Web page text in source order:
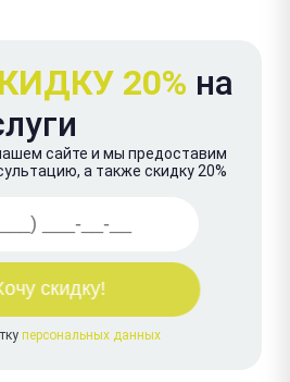
20% на
сайте и мы предоставим
а также скидку 20%
персональных данных